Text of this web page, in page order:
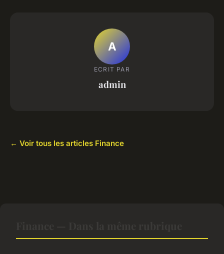
A
ECRIT PAR
admin
← Voir tous les articles Finance